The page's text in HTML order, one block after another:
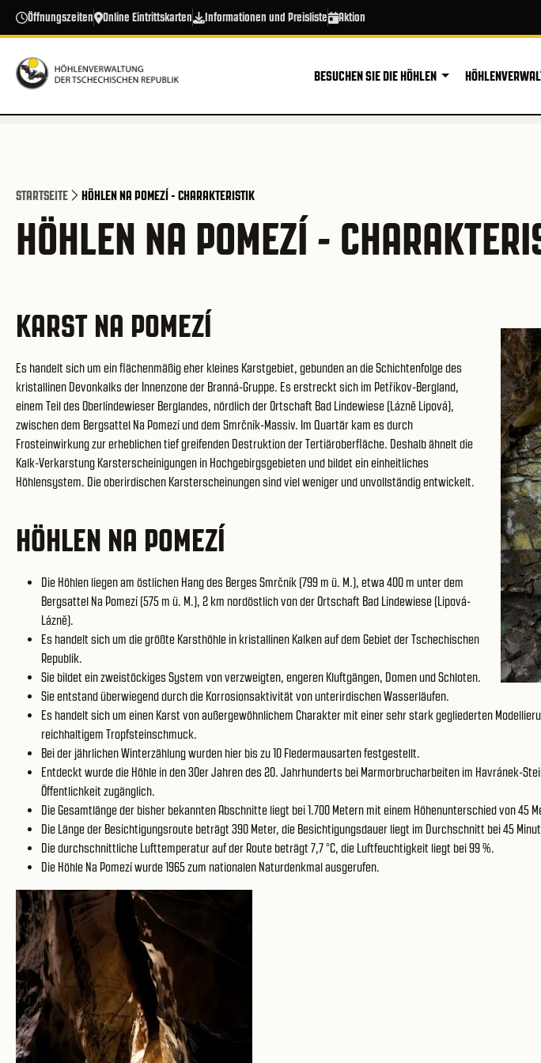
Direkt zum Inhalt
Öffnungszeiten Online Eintrittskarten Informationen und Preisliste Aktion
BESUCHEN SIE DIE HÖHLEN
STARTSEITE HÖHLEN NA POMEZÍ - CHARAKTERISTIK
HÖHLEN NA POMEZÍ -
KARST NA POMEZÍ
Es handelt sich um ein flächenmäßig eher kleines Karstgebiet, gebunden an die Schichtenfolge des
kristallinen Devonkalks der Innenzone der Branná-Gruppe. Es erstreckt sich im Petříkov-Bergland,
einem Teil des Oberlindewieser Berglandes, nördlich der Ortschaft Bad Lindewiese (Lázně Lipová),
zwischen dem Bergsattel Na Pomezí und dem Smrčník-Massiv. Im Quartär kam es durch
Frosteinwirkung zur erheblichen tief greifenden Destruktion der Tertiäroberfläche. Deshalb ähnelt die
Kalk-Verkarstung Karsterscheinigungen in Hochgebirgsgebieten und bildet ein einheitliches
Höhlensystem. Die oberirdischen Karsterscheinungen sind viel weniger und unvollständig entwickelt.
HÖHLEN NA POMEZÍ
Die Höhlen liegen am östlichen Hang des Berges Smrčník (799 m ü. M.), etwa 400 m unter dem
Bergsattel Na Pomezí (575 m ü. M.), 2 km nordöstlich von der Ortschaft Bad Lindewiese (Lipová-
Lázně).
Es handelt sich um die größte Karsthöhle in kristallinen Kalken auf dem Gebiet der Tschechischen
Republik.
Sie bildet ein zweistöckiges System von verzweigten, engeren Kluftgängen, Domen und Schloten.
Sie entstand überwiegend durch die Korrosionsaktivität von unterirdischen Wasserläufen.
Es handelt sich um einen Karst von außergewöhnlichem Charakter mit einer sehr stark gegliederten
reichhaltigem Tropfsteinschmuck.
Bei der jährlichen Winterzählung wurden hier bis zu 10 Fledermausarten festgestellt.
Entdeckt wurde die Höhle in den 30er Jahren des 20. Jahrhunderts bei Marmorbrucharbeiten im Havránek-
Öffentlichkeit zugänglich.
Die Gesamtlänge der bisher bekannten Abschnitte liegt bei 1.700 Metern mit einem Höhenunterschied von 45
Die Länge der Besichtigungsroute beträgt 390 Meter, die Besichtigungsdauer liegt im Durchschnitt bei 45
Die durchschnittliche Lufttemperatur auf der Route beträgt 7,7 °C, die Luftfeuchtigkeit liegt bei 99 %.
Die Höhle Na Pomezí wurde 1965 zum nationalen Naturdenkmal ausgerufen.